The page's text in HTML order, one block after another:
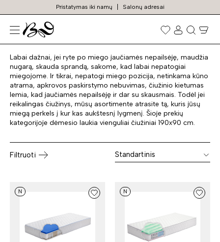
Pristatymas iki namų Salonų adresai
Prekių
paieška
Čiužiniai 190x90
Labai dažnai, jei ryte po miego jaučiamės nepailsėję, maudžia
nugarą, skauda sprandą, sakome, kad labai nepatogiai
miegojome. Ir tikrai, nepatogi miego pozicija, netinkama kūno
atrama, apkrovos paskirstymo nebuvimas, čiužinio kietumas
lemia, kad jaučiamės nepailsėję ir dar su skausmais. Todėl jei
reikalingas čiužinys, mūsų asortimente atrasite tą, kuris jūsų
miegą perkels į kur kas aukštesnį lygmenį. Šioje prekių
kategorijoje dėmesio laukia vienguliai čiužiniai 190x90 cm.
Filtruoti Standartinis
N N